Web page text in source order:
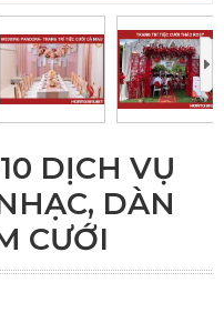
DỊCH VỤ
DÀN
CƯỚI